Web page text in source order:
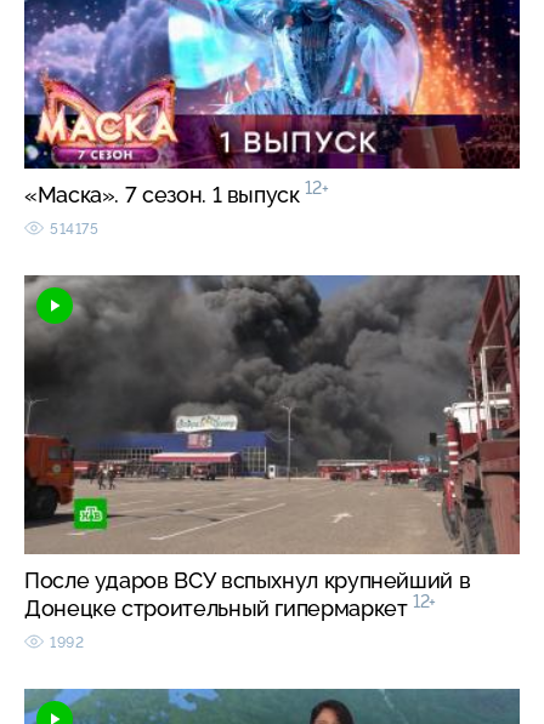
«Маска». 7 сезон. 1 выпуск 12+
514175
После ударов ВСУ вспыхнул крупнейший в
Донецке строительный гипермаркет 12+
1992